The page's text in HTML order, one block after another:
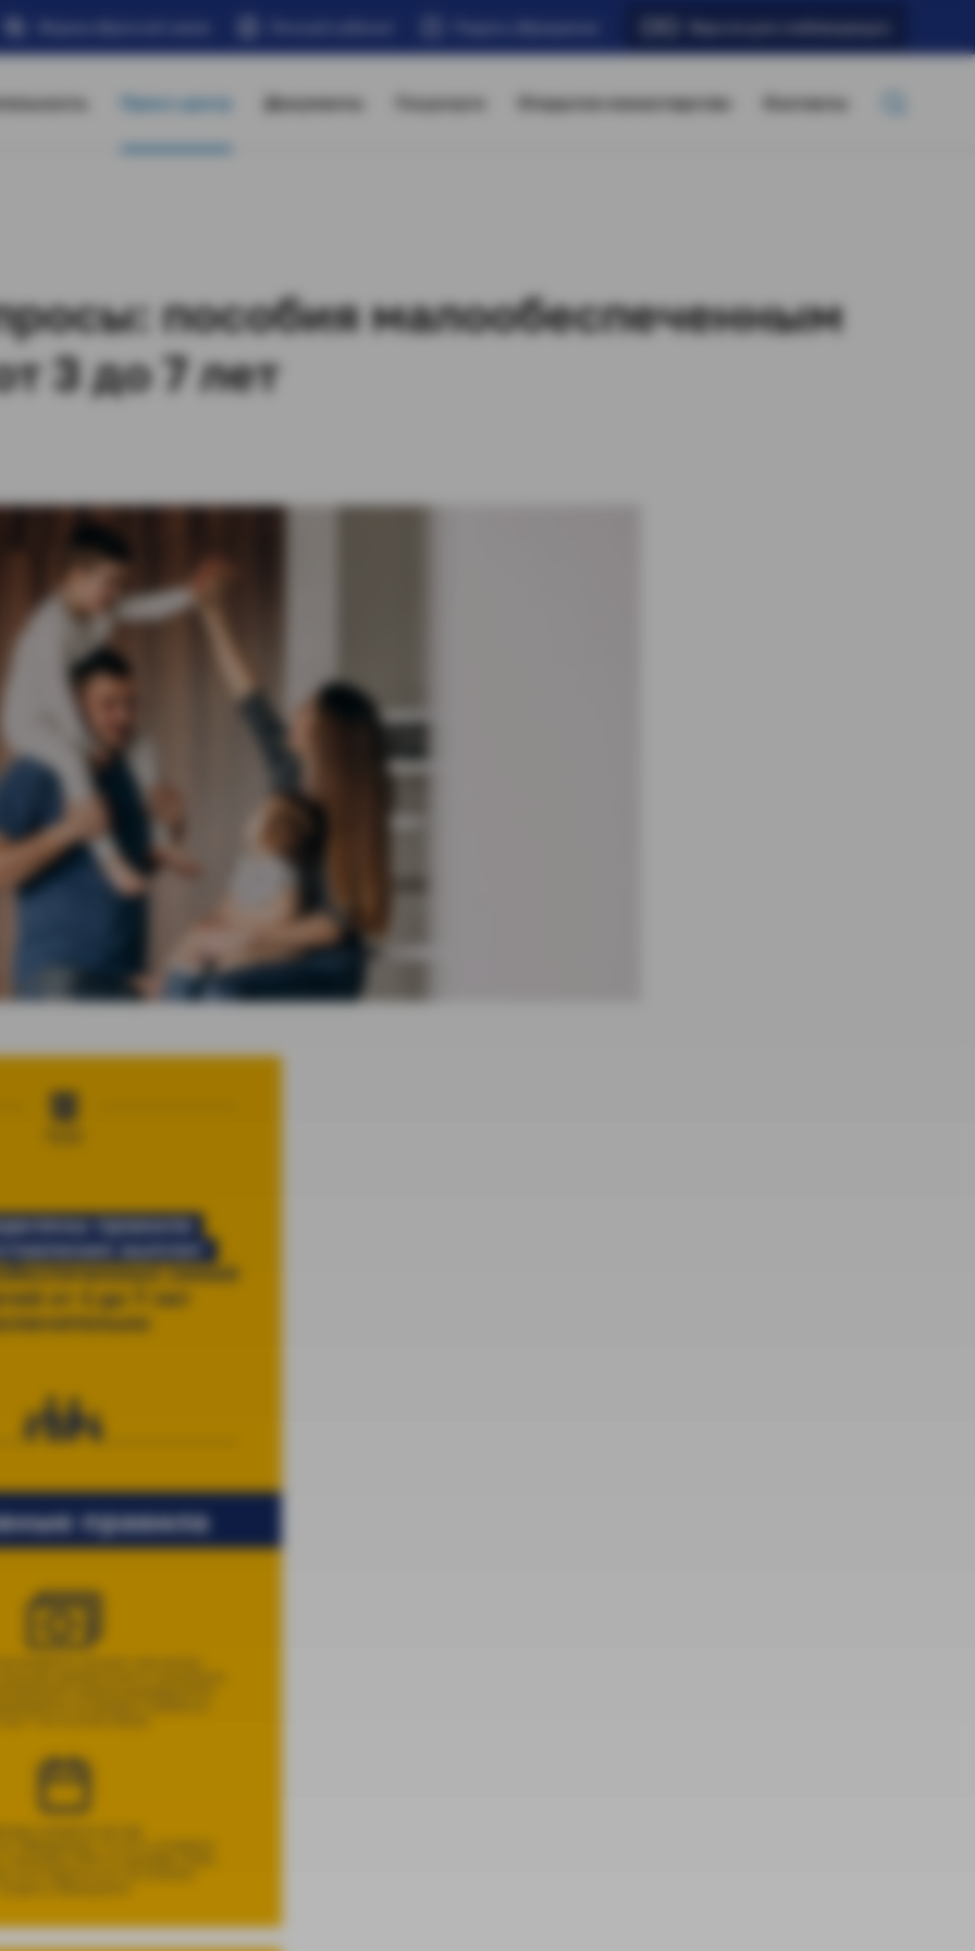
Пресс-центр Документы Госуслуги Открытое министерство Контакты
пособия малообеспеченным
3 до 7 лет